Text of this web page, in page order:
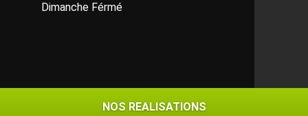
NOS REALISATIONS
NOS REALISATIONS
Dimanche Férmé
©2018 - 2026 Tout droit réservé -Mentions légales